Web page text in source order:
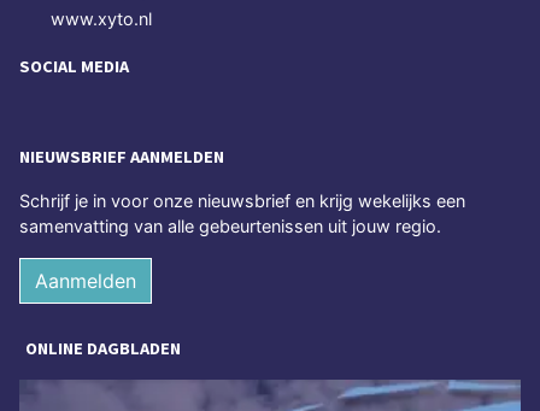
www.xyto.nl
SOCIAL MEDIA
NIEUWSBRIEF AANMELDEN
Schrijf je in voor onze nieuwsbrief en krijg wekelijks een
samenvatting van alle gebeurtenissen uit jouw regio.
Aanmelden
ONLINE DAGBLADEN